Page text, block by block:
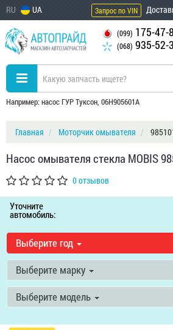
RU UA Запрос по VIN
(099) 175-47-
(068) 935-52-
Например: насос ГУР Туксон, 06H905601A
Главная Моторчик омывателя
Насос омывателя стекла MOBIS
0 отзывов
Уточните
автомобиль:
Выберите год
Выберите марку
Выберите модель